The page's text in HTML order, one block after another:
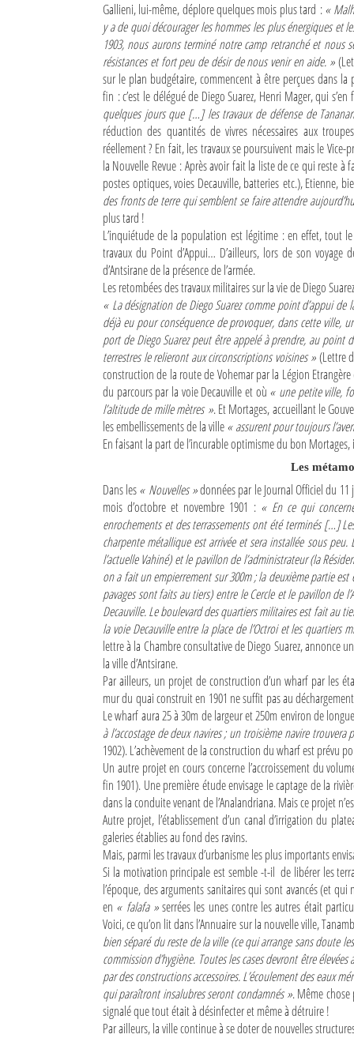
Connexion
Identifiant oublié ?
Mot de passe oublié ?
Gallieni, lui-même, déplore quelques mois plus tard :«
y a de quoi décourager les hommes les plus énergiques et
1903, nous aurons terminé notre camp retranché et nous
résistances et fort peu de désir de nous venir en aide. »
sur le plan budgétaire, commencent à être perçues dans
fin : c’est le délégué de Diego Suarez, Henri Mager, qui
quelques jours que […] les travaux de défense de
réduction des quantités de vivres nécessaires aux
réellement ? En fait, les travaux se poursuivent mais le
la Nouvelle Revue : Après avoir fait la liste de ce qui reste
postes optiques, voies Decauville, batteries etc.), Etienne,
des fronts de terre qui semblent se faire attendre
plus tard !
L’inquiétude de la population est légitime : en effet, tout
travaux du Point d’Appui… D’ailleurs, lors de son
d’Antsirane de la présence de l’armée.
Les retombées des travaux militaires sur la vie de Diego Suarez
« La désignation de Diego Suarez comme point d’appui
déjà eu pour conséquence de provoquer, dans cette ville,
port de Diego Suarez peut être appelé à prendre, au point
terrestres le relieront aux circonscriptions voisines »(Lettre
construction de la route de Vohemar par la Légion Etrangère
du parcours par la voie Decauville et où « une petite ville,
l’altitude de mille mètres ». Et Mortages, accueillant le
les embellissements de la ville« assurent pour toujours
En faisant la part de l’incurable optimisme du bon
Les
Dans les« Nouvelles »données par le Journal Officiel du 11
mois d’octobre et novembre 1901 : « En ce qui
enrochements et des terrassements ont été terminés […]
charpente métallique est arrivée et sera installée sous
l’actuelle Vahiné) et le pavillon de l’administrateur (la
on a fait un empierrement sur 300m ; la deuxième partie
pavages sont faits au tiers) entre le Cercle et le pavillon de
Decauville. Le boulevard des quartiers militaires est fait au
la voie Decauville entre la place de l’Octroi et les quartiers
lettre à la Chambre consultative de Diego Suarez, annonce
la ville d’Antsirane.
Par ailleurs, un projet de construction d’un wharf par les
mur du quai construit en 1901 ne suffit pas au
Le wharf aura 25 à 30m de largeur et 250m environ de
à l’accostage de deux navires ; un troisième navire
1902). L’achèvement de la construction du wharf est prévu
Un autre projet en cours concerne l’accroissement du
fin 1901). Une première étude envisage le captage de la
dans la conduite venant de l’Analandriana. Mais ce projet
Autre projet, l’établissement d’un canal d’irrigation du
galeries établies au fond des ravins.
Mais, parmi les travaux d’urbanisme les plus importants
Si la motivation principale est semble -t-il ­ de libérer les
l’époque, des arguments sanitaires qui sont avancés (et
en « falafa »serrées les unes contre les autres était
Voici, ce qu’on lit dans l’Annuaire sur la nouvelle ville,
bien séparé du reste de la ville (ce qui arrange sans doute
commission d’hygiène. Toutes les cases devront être
par des constructions accessoires. L’écoulement des eaux
qui paraîtront insalubres seront condamnés ». Même
signalé que tout était à désinfecter et même à détruire !
Par ailleurs, la ville continue à se doter de nouvelles